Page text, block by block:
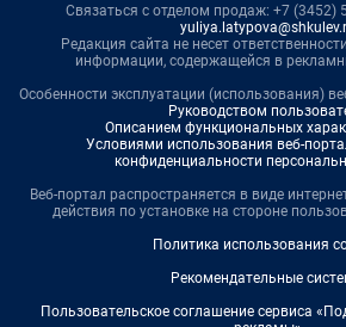
Связаться с отделом продаж: +7 (3452)
Редакция сайта не несет
информации, содержащейся в
Особенности эксплуатации (использования)
Руководством
Описанием функциональных
Условиями использования веб-
конфиденциальности
Веб-портал распространяется в виде
действия по установке на стороне
Политика использования
Рекомендательные
Пользовательское соглашение сервиса